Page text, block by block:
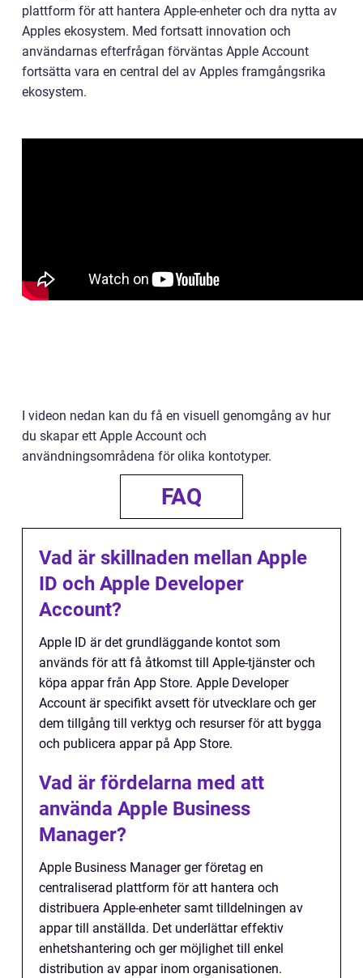
plattform för att hantera Apple-enheter och dra nytta av
Apples ekosystem. Med fortsatt innovation och
användarnas efterfrågan förväntas Apple Account
fortsätta vara en central del av Apples framgångsrika
ekosystem.
I videon nedan kan du få en visuell genomgång av hur
du skapar ett Apple Account och
användningsområdena för olika kontotyper.
FAQ
Vad är skillnaden mellan Apple
ID och Apple Developer
Account?
Apple ID är det grundläggande kontot som
används för att få åtkomst till Apple-tjänster och
köpa appar från App Store. Apple Developer
Account är specifikt avsett för utvecklare och ger
dem tillgång till verktyg och resurser för att bygga
och publicera appar på App Store.
Vad är fördelarna med att
använda Apple Business
Manager?
Apple Business Manager ger företag en
centraliserad plattform för att hantera och
distribuera Apple-enheter samt tilldelningen av
appar till anställda. Det underlättar effektiv
enhetshantering och ger möjlighet till enkel
distribution av appar inom organisationen.